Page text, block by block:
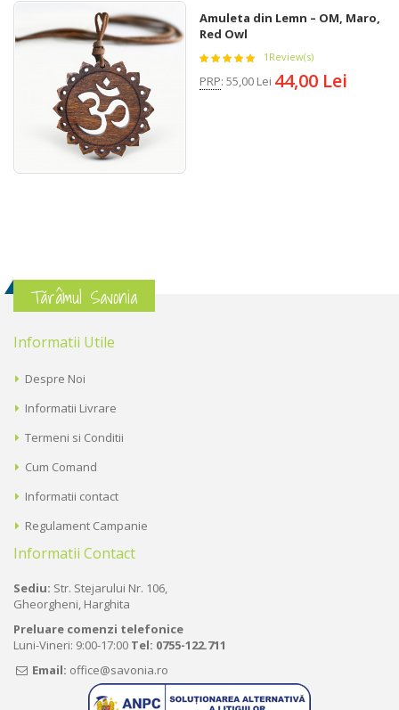
Amuleta din Lemn – OM, Maro,
Red Owl
1 Review(s)
PRP: 55,00 Lei 44,00 Lei
Tărâmul Savonia
Informatii Utile
Despre Noi
Informatii Livrare
Termeni si Conditii
Cum Comand
Informatii contact
Regulament Campanie
Informatii Contact
Sediu: Str. Stejarului Nr. 106,
Gheorgheni, Harghita
Preluare comenzi telefonice
Luni-Vineri: 9:00-17:00 Tel: 0755-122.711
Email: office@savonia.ro